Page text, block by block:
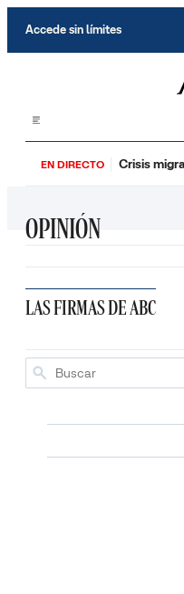
Accede sin límites
EN DIRECTO Crisis
OPINIÓN
LAS FIRMAS DE ABC